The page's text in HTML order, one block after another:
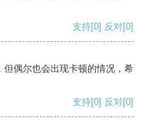
支持[0] 反对[0]
偶尔也会出现卡顿的情况，希
支持[0] 反对[0]